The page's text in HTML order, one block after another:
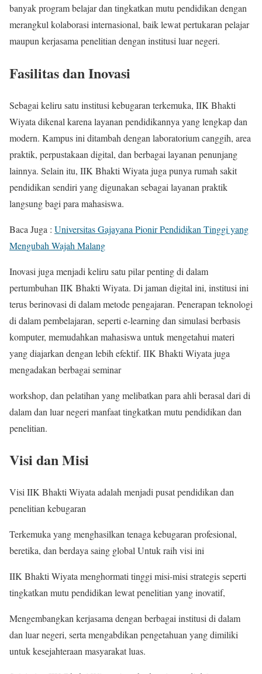
banyak program belajar dan tingkatkan mutu pendidikan dengan
merangkul kolaborasi internasional, baik lewat pertukaran pelajar
maupun kerjasama penelitian dengan institusi luar negeri.
Fasilitas dan Inovasi
Sebagai keliru satu institusi kebugaran terkemuka, IIK Bhakti
Wiyata dikenal karena layanan pendidikannya yang lengkap dan
modern. Kampus ini ditambah dengan laboratorium canggih, area
praktik, perpustakaan digital, dan berbagai layanan penunjang
lainnya. Selain itu, IIK Bhakti Wiyata juga punya rumah sakit
pendidikan sendiri yang digunakan sebagai layanan praktik
langsung bagi para mahasiswa.
Baca Juga : Universitas Gajayana Pionir Pendidikan Tinggi yang
Mengubah Wajah Malang
Inovasi juga menjadi keliru satu pilar penting di dalam
pertumbuhan IIK Bhakti Wiyata. Di jaman digital ini, institusi ini
terus berinovasi di dalam metode pengajaran. Penerapan teknologi
di dalam pembelajaran, seperti e-learning dan simulasi berbasis
komputer, memudahkan mahasiswa untuk mengetahui materi
yang diajarkan dengan lebih efektif. IIK Bhakti Wiyata juga
mengadakan berbagai seminar
workshop, dan pelatihan yang melibatkan para ahli berasal dari di
dalam dan luar negeri manfaat tingkatkan mutu pendidikan dan
penelitian.
Visi dan Misi
Visi IIK Bhakti Wiyata adalah menjadi pusat pendidikan dan
penelitian kebugaran
Terkemuka yang menghasilkan tenaga kebugaran profesional,
beretika, dan berdaya saing global Untuk raih visi ini
IIK Bhakti Wiyata menghormati tinggi misi-misi strategis seperti
tingkatkan mutu pendidikan lewat penelitian yang inovatif,
Mengembangkan kerjasama dengan berbagai institusi di dalam
dan luar negeri, serta mengabdikan pengetahuan yang dimiliki
untuk kesejahteraan masyarakat luas.